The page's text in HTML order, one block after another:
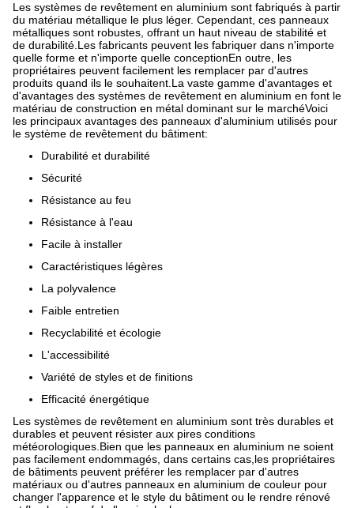
Les systèmes de revêtement en aluminium sont fabriqués à partir
du matériau métallique le plus léger. Cependant, ces panneaux
métalliques sont robustes, offrant un haut niveau de stabilité et
de durabilité.Les fabricants peuvent les fabriquer dans n'importe
quelle forme et n'importe quelle conceptionEn outre, les
propriétaires peuvent facilement les remplacer par d'autres
produits quand ils le souhaitent.La vaste gamme d'avantages et
d'avantages des systèmes de revêtement en aluminium en font le
matériau de construction en métal dominant sur le marchéVoici
les principaux avantages des panneaux d'aluminium utilisés pour
le système de revêtement du bâtiment:
Durabilité et durabilité
Sécurité
Résistance au feu
Résistance à l'eau
Facile à installer
Caractéristiques légères
La polyvalence
Faible entretien
Recyclabilité et écologie
L'accessibilité
Variété de styles et de finitions
Efficacité énergétique
Les systèmes de revêtement en aluminium sont très durables et
durables et peuvent résister aux pires conditions
météorologiques.Bien que les panneaux en aluminium ne soient
pas facilement endommagés, dans certains cas,les propriétaires
de bâtiments peuvent préférer les remplacer par d'autres
matériaux ou d'autres panneaux en aluminium de couleur pour
changer l'apparence et le style du bâtiment ou le rendre rénové